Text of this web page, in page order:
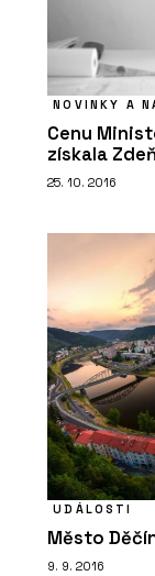
NOVINKY A
Cenu
získala
25. 10. 2016
UDÁLOSTI
Město
9. 9. 2016